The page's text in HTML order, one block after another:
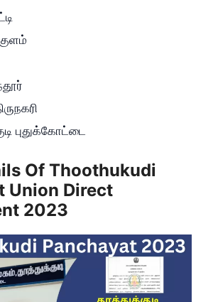
புதுக்கோட்டை
Of Thoothukudi
Union Direct
2023